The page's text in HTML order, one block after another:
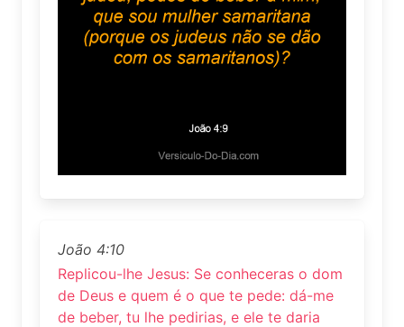
João 4:10
Replicou-lhe Jesus: Se conheceras o dom
de Deus e quem é o que te pede: dá-me
de beber, tu lhe pedirias, e ele te daria